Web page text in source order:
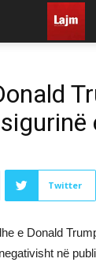
Twitter
e Donald
në